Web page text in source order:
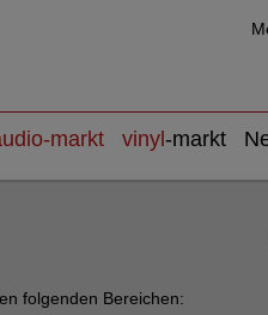
-markt vinyl -markt
folgenden Bereichen: